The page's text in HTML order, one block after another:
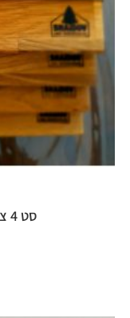
סט 4 צלחות הגשה אישית לבשר